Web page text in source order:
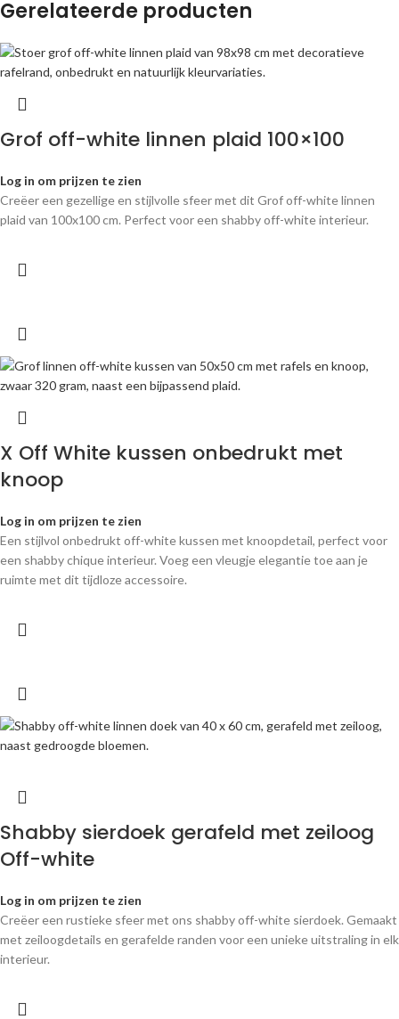
Gerelateerde producten
Grof off-white linnen plaid 100×100
Log in om prijzen te zien
Creëer een gezellige en stijlvolle sfeer met dit Grof off-white linnen
plaid van 100x100 cm. Perfect voor een shabby off-white interieur.
X Off White kussen onbedrukt met
knoop
Log in om prijzen te zien
Een stijlvol onbedrukt off-white kussen met knoopdetail, perfect voor
een shabby chique interieur. Voeg een vleugje elegantie toe aan je
ruimte met dit tijdloze accessoire.
Shabby sierdoek gerafeld met zeiloog
Off-white
Log in om prijzen te zien
Creëer een rustieke sfeer met ons shabby off-white sierdoek. Gemaakt
met zeiloogdetails en gerafelde randen voor een unieke uitstraling in elk
interieur.